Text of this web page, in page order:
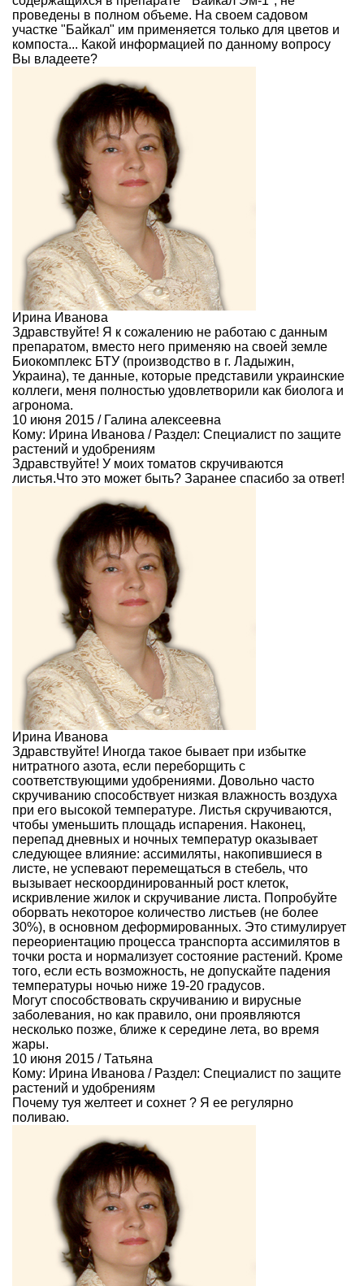
проведены в полном объеме. На своем садовом
участке "Байкал" им применяется только для цветов и
компоста... Какой информацией по данному вопросу
Вы владеете?
Ирина Иванова
Здравствуйте! Я к сожалению не работаю с данным
препаратом, вместо него применяю на своей земле
Биокомплекс БТУ (производство в г. Ладыжин,
Украина), те данные, которые представили украинские
коллеги, меня полностью удовлетворили как биолога и
агронома.
10 июня 2015 / Галина алексеевна
Кому: Ирина Иванова / Раздел: Специалист по защите
растений и удобрениям
Здравствуйте! У моих томатов скручиваются
листья.Что это может быть? Заранее спасибо за ответ!
Ирина Иванова
Здравствуйте! Иногда такое бывает при избытке
нитратного азота, если переборщить с
соответствующими удобрениями. Довольно часто
скручиванию способствует низкая влажность воздуха
при его высокой температуре. Листья скручиваются,
чтобы уменьшить площадь испарения. Наконец,
перепад дневных и ночных температур оказывает
следующее влияние: ассимиляты, накопившиеся в
листе, не успевают перемещаться в стебель, что
вызывает нескоординированный рост клеток,
искривление жилок и скручивание листа. Попробуйте
оборвать некоторое количество листьев (не более
30%), в основном деформированных. Это стимулирует
переориентацию процесса транспорта ассимилятов в
точки роста и нормализует состояние растений. Кроме
того, если есть возможность, не допускайте падения
температуры ночью ниже 19-20 градусов.
Могут способствовать скручиванию и вирусные
заболевания, но как правило, они проявляются
несколько позже, ближе к середине лета, во время
жары.
10 июня 2015 / Татьяна
Кому: Ирина Иванова / Раздел: Специалист по защите
растений и удобрениям
Почему туя желтеет и сохнет ? Я ее регулярно
поливаю.